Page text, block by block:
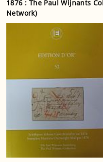
1876 : The Paul Wijnants
Network)